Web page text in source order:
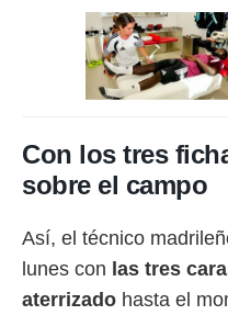
únicos
similares
como
este sitio
IP
Con los tres
sobre el campo
Así, el técnico
lunes con las tres
aterrizado hasta el